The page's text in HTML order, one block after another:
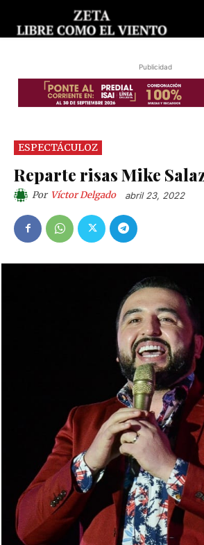
Publicidad
ESPECTÁCULOZ
Reparte risas Mike
Por Víctor Delgado abril 23, 2022